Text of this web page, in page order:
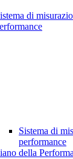
di
Sistema di
performance
della